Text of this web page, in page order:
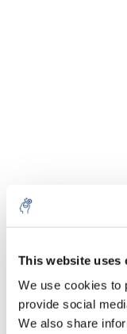
This website uses
We use cookies to
provide social
We also share
Aantal